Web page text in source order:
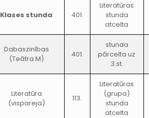
Klases stunda 401.
Literatūras
stunda
atcelta
Dabaszinības
(Teātra M)
401.
stunda
pārcelta uz
3.st.
Literatūra
(vispareja)
113.
Literatūras
(grupa)
stunda
atcelta